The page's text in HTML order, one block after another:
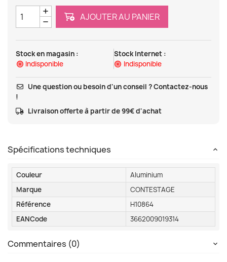
AJOUTER AU PANIER
Stock en magasin :
Indisponible
Stock Internet :
Indisponible
Une question ou besoin d'un conseil ? Contactez-nous
!
Livraison offerte à partir de 99€ d'achat
Spécifications techniques
Couleur
Aluminium
Marque
CONTESTAGE
Référence
H10864
EANCode
3662009019314
Commentaires (0)